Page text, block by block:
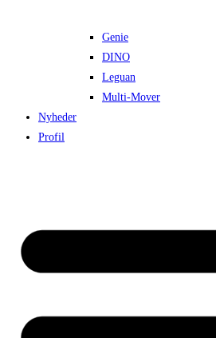
Genie
DINO
Leguan
Multi-Mover
Nyheder
Profil